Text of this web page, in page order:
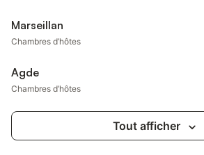
Marseillan
Chambres d’hôtes
Agde
Chambres d’hôtes
Tout afficher